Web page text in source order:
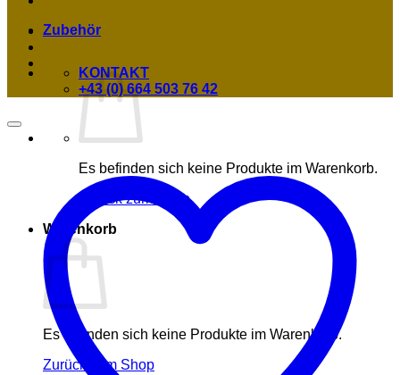
Es befinden sich keine Produkte im Warenkorb.
Zurück zum Shop
Warenkorb
Es befinden sich keine Produkte im Warenkorb.
Zurück zum Shop
Zubehör
KONTAKT
+43 (0) 664 503 76 42